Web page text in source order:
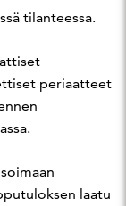
tilanteessa.
periaatteet
laatu